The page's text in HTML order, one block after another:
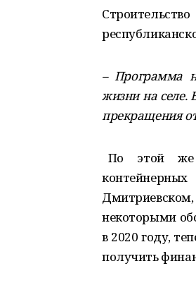
– Программа
жизни на селе.
прекращения
По этой же
некоторыми
в 2020 году,
получить